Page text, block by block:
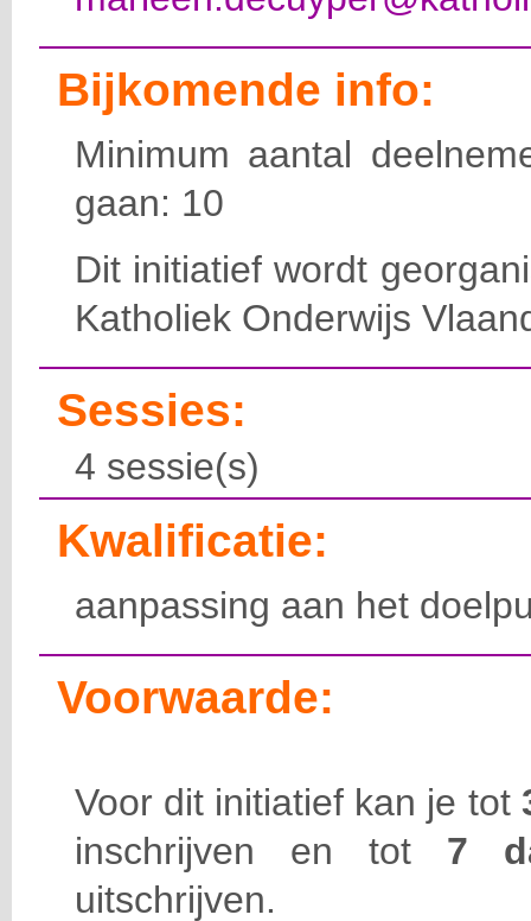
Bijkomende info:
Minimum aantal
gaan: 10
Dit initiatief wordt
Katholiek Onderwijs
Sessies:
4 sessie(s)
Kwalificatie:
aanpassing aan het
Voorwaarde:
Voor dit initiatief kan je tot
inschrijven en tot 7
uitschrijven.